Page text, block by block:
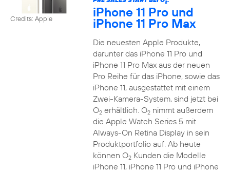
Credits: Apple
2
iPhone 11 Pro und
iPhone 11 Pro Max
Die neuesten Apple Produkte,
darunter das iPhone 11 Pro und
iPhone 11 Pro Max aus der neuen
Pro Reihe für das iPhone, sowie das
iPhone 11, ausgestattet mit einem
Zwei-Kamera-System, sind jetzt bei
O2erhältlich. O2nimmt außerdem
die Apple Watch Series 5 mit
Always-On Retina Display in sein
Produktportfolio auf. Ab heute
können O2Kunden die Modelle
iPhone 11, iPhone 11 Pro und iPhone